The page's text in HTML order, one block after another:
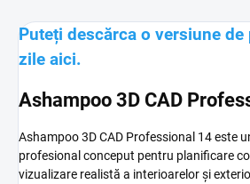
Puteți descărca o versiune de
zile aici.
Ashampoo 3D CAD
Ashampoo 3D CAD Professional 14 este
profesional conceput pentru planificare
vizualizare realistă a interioarelor și